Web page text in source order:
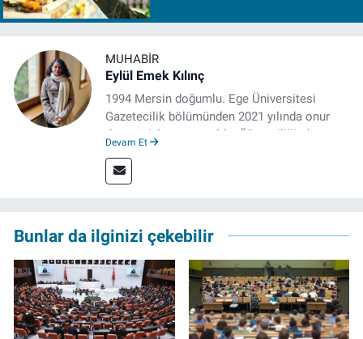
MUHABIR
Eylül Emek Kılınç
1994 Mersin doğumlu. Ege Üniversitesi
Gazetecilik bölümünden 2021 yılında onur
derecesiyle mezun oldu. Öğrenciliğinde
deneyimin dışında kapatılana kadar Artı TV
ve TELE1 TV Ankara bürolarında editör ve
Devam Et
Bunlar da ilginizi çekebilir